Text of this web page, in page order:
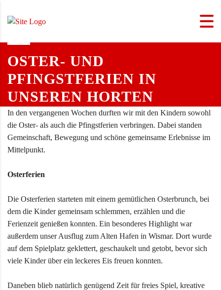
OSTER- UND
PFINGSTFERIEN IN
UNSEREN HORTEN
In den vergangenen Wochen durften wir mit den Kindern sowohl
die Oster- als auch die Pfingstferien verbringen. Dabei standen
Gemeinschaft, Bewegung und schöne gemeinsame Erlebnisse im
Mittelpunkt.
Osterferien
Die Osterferien starteten mit einem gemütlichen Osterbrunch, bei
dem die Kinder gemeinsam schlemmen, erzählen und die
Ferienzeit genießen konnten. Ein besonderes Highlight war
außerdem unser Ausflug zum Alten Hafen in Wismar. Dort wurde
auf dem Spielplatz geklettert, geschaukelt und getobt, bevor sich
viele Kinder über ein leckeres Eis freuen konnten.
Daneben blieb natürlich genügend Zeit für freies Spiel, kreative